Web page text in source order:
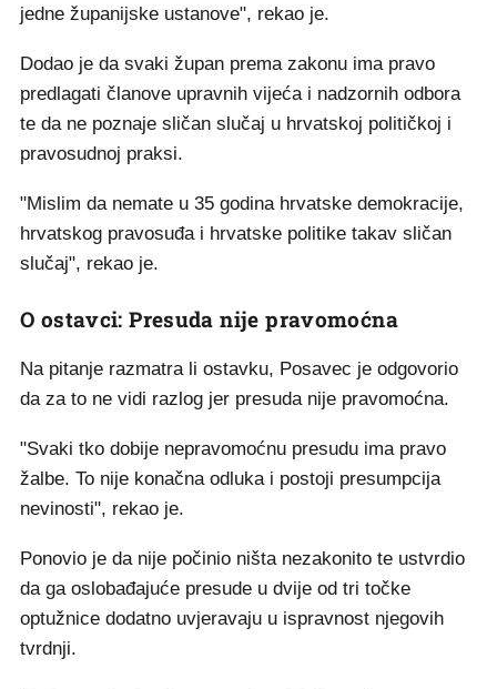
jedne županijske ustanove", rekao je.
Dodao je da svaki župan prema zakonu ima pravo
predlagati članove upravnih vijeća i nadzornih odbora
te da ne poznaje sličan slučaj u hrvatskoj političkoj i
pravosudnoj praksi.
"Mislim da nemate u 35 godina hrvatske demokracije,
hrvatskog pravosuđa i hrvatske politike takav sličan
slučaj", rekao je.
O ostavci: Presuda nije pravomoćna
Na pitanje razmatra li ostavku, Posavec je odgovorio
da za to ne vidi razlog jer presuda nije pravomoćna.
"Svaki tko dobije nepravomoćnu presudu ima pravo
žalbe. To nije konačna odluka i postoji presumpcija
nevinosti", rekao je.
Ponovio je da nije počinio ništa nezakonito te ustvrdio
da ga oslobađajuće presude u dvije od tri točke
optužnice dodatno uvjeravaju u ispravnost njegovih
tvrdnji.